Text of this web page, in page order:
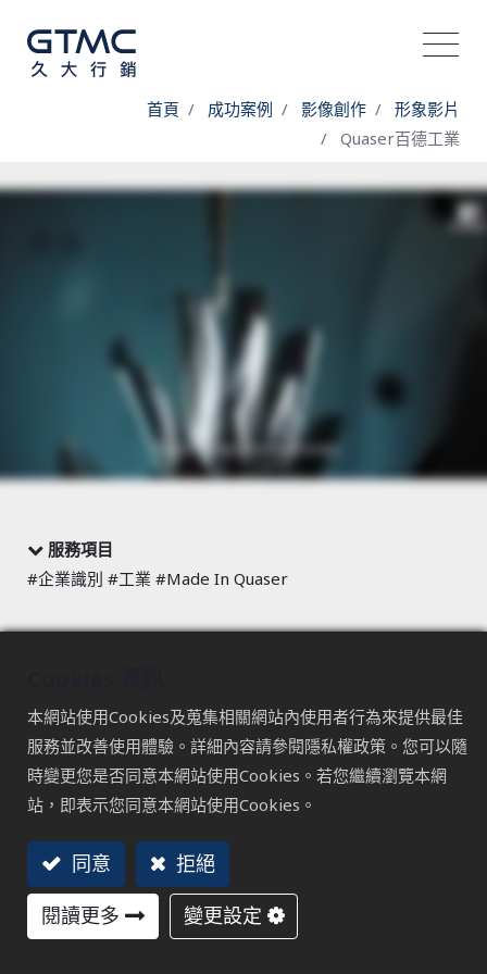
首頁 成功案例 影像創作
形象影片
Quaser百德工業
服務項目
#企業識別 #工業 #Made In Quaser
iii. 對百德關注的不只是機台規格，而是使用者在實際操作中
的感受與回饋。每一道製程與設備表現，都是「Made in
Quaser」價值的具體呈現。
合，為的是在不同需求之下，依然能提供一致、極致的加工
效能。對百德而言，這不是短期競爭，而是一條長期深耕的
研發之路。
本網站使用Cookies及蒐集相關網站內使用者行為來提供最佳
服務並改善使用體驗。詳細內容請參閱隱私權政策。您可以隨
時變更您是否同意本網站使用Cookies。若您繼續瀏覽本網
站，即表示您同意本網站使用Cookies。
同意
拒絕
閱讀更多
變更設定